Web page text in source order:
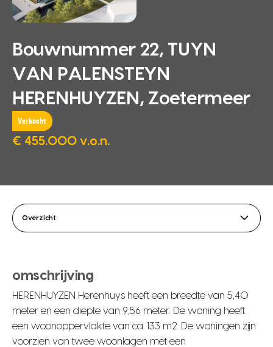
Bouwnummer 22, TUYN
VAN PALENSTEYN
HERENHUYZEN, Zoetermeer
Verkocht
€ 455.000 v.o.n.
Overzicht
omschrijving
HERENHUYZEN Herenhuys heeft een breedte van 5,40
meter en een diepte van 9,56 meter. De woning heeft
een woonoppervlakte van ca. 133 m2. De woningen zijn
voorzien van twee woonlagen met een